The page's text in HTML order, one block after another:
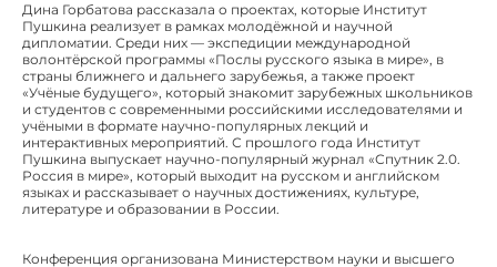
Дина Горбатова рассказала о проектах, которые Институт
Пушкина реализует в рамках молодёжной и научной
дипломатии. Среди них — экспедиции международной
волонтёрской программы «Послы русского языка в мире», в
страны ближнего и дальнего зарубежья, а также проект
«Учёные будущего», который знакомит зарубежных школьников
и студентов с современными российскими исследователями и
учёными в формате научно-популярных лекций и
интерактивных мероприятий. С прошлого года Институт
Пушкина выпускает научно-популярный журнал «Спутник 2.0.
Россия в мире», который выходит на русском и английском
языках и рассказывает о научных достижениях, культуре,
литературе и образовании в России.
Конференция организована Министерством науки и высшего